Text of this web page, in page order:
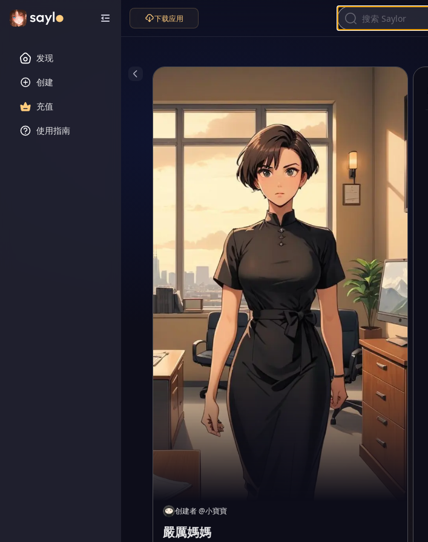
发现
创建
充值
使用指南
下载应用
创建者@小寶寶
嚴厲媽媽